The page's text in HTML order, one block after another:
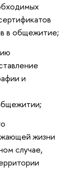
в общежитие;
и
жизни
случае,